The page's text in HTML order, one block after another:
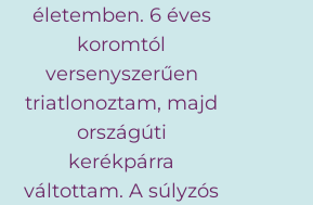
életemben. 6 éves
koromtól
versenyszerűen
triatlonoztam, majd
országúti
kerékpárra
váltottam. A súlyzós